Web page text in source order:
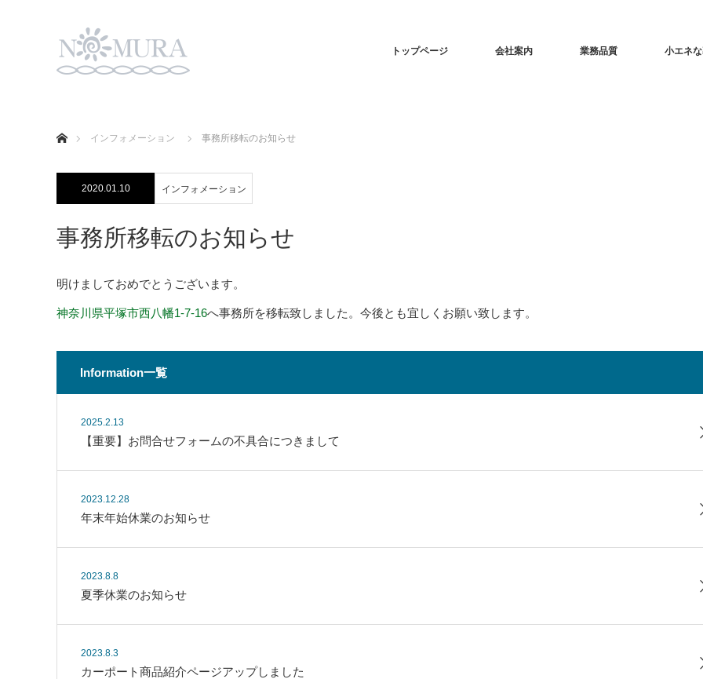
トップページ 会社案内 業務品質 小エネ
インフォメーション
事務所移転のお知らせ
2020.01.10 インフォメーション
事務所移転のお知らせ
明けましておめでとうございます。
神奈川県平塚市西八幡1-7-16へ事務所を移転致しました。今後とも宜しくお願い致します。
Information一覧
2025.2.13
【重要】お問合せフォームの不具合につきまして
2023.12.28
年末年始休業のお知らせ
2023.8.8
夏季休業のお知らせ
2023.8.3
カーポート商品紹介ページアップしました